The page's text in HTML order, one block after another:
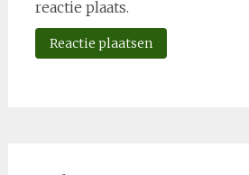
reactie plaats.